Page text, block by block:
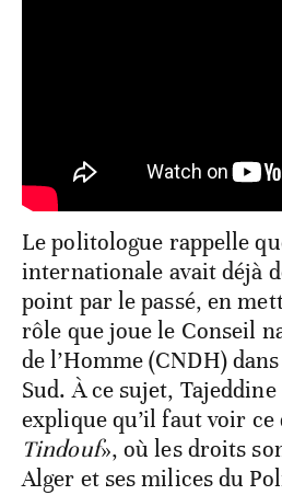
Le politologue rappelle
internationale avait déjà
point par le passé, en
rôle que joue le Conseil
de l’Homme (CNDH)
Sud. À ce sujet,
explique qu’il faut voir ce
Tindouf», où les droits
Alger et ses milices du